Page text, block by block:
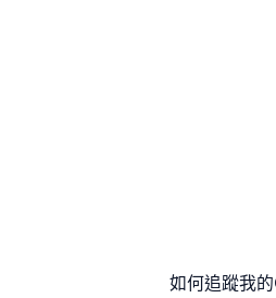
如何追蹤我